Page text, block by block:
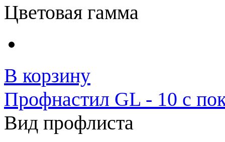
Цветовая гамма
В корзину
Профнастил GL - 10 с
Вид профлиста